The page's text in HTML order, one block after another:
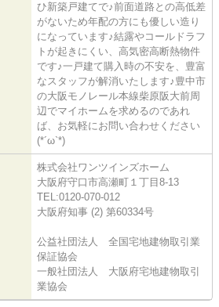
ひ新築戸建てで♪前面道路との高低差
がないため年配の方にも優しい造り
になっています♪結露やコールドラフ
トが起きにくい、高気密高断熱物件
です♪一戸建て購入時の不安を、豊富
なスタッフが解消いたします♪豊中市
の大阪モノレール本線柴原阪大前周
辺でマイホームを求めるのであれ
ば、お気軽にお問い合わせください
(*´ω`*)
株式会社ワンツインズホーム
大阪府守口市高瀬町１丁目8-13
TEL:0120-070-012
大阪府知事 (2) 第60334号
公益社団法人 全国宅地建物取引業
保証協会
一般社団法人 大阪府宅地建物取引
業協会